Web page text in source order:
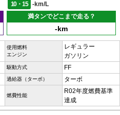
10・15
-km/L
満タンでどこまで走る？
-km
使用燃料
エンジン
レギュラー
ガソリン
駆動方式 FF
過給器（ターボ） ターボ
燃費性能
R02年度燃費基準
達成